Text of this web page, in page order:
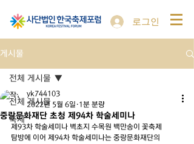
로그인
게시물
전체 게시물
축제
전체 게시물
중랑문화재단 초청 제94차 학술세미나
yk744103
2022년 5월 6일 1분 분량
제93차 학술세미나 벽초지 수목원 백만송이 꽃축제
탐방에 이어 제94차 학술세미나는 중랑문화재단의